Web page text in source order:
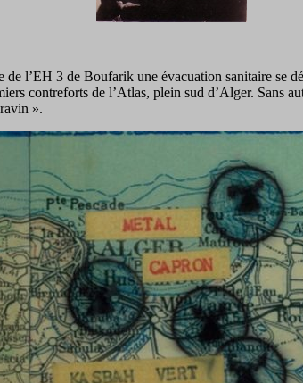
l’EH 3 de Boufarik une évacuation sanitaire se
contreforts de l’Atlas, plein sud d’Alger. Sans
».